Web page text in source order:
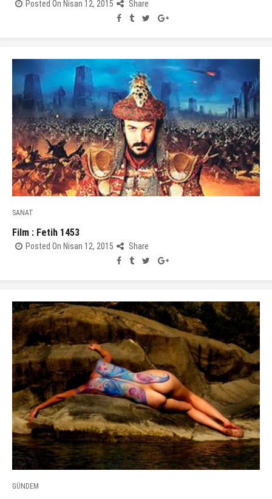
Posted On Nisan 12, 2015 Share
SANAT
Film : Fetih 1453
Posted On Nisan 12, 2015 Share
GÜNDEM